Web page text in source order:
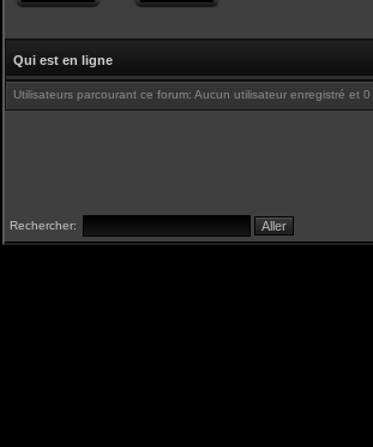
Qui est en ligne
Utilisateurs parcourant ce forum: Aucun utilisateur enregistré et 0
Rechercher: